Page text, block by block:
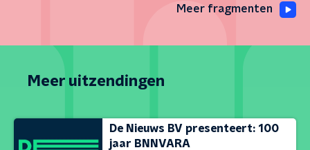
Meer fragmenten
Meer uitzendingen
De Nieuws BV presenteert: 100
jaar BNNVARA